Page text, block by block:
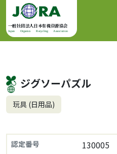
コンテンツへスキップ
メインナビゲーション
一般社団法人日本有機資源協会
Japan Organics Recycling Association
ジグソーパズル
玩具 (日用品)
認定番号 130005